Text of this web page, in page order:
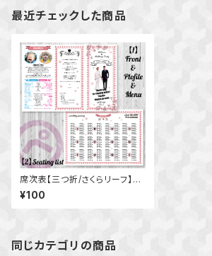
最近チェックした商品
席次表【三つ折/さくらリーフ】桜
ピンク ウェディング 結婚式 似
顔絵 写真入り オーダーメイド
春婚
¥100
同じカテゴリの商品